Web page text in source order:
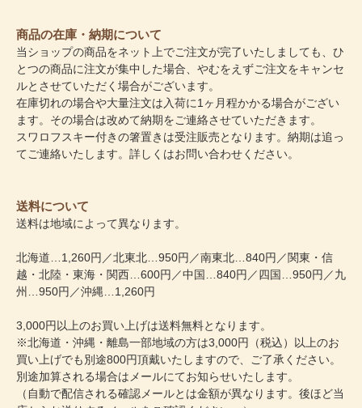
商品の在庫・納期について
当ショップの商品をネット上でご注文が完了いたしましても、ひ
とつの商品に注文が集中した場合、やむをえずご注文をキャンセ
ルとさせていただく場合がございます。
在庫切れの場合や大量注文は入荷に1ヶ月程かかる場合がござい
ます。その場合は改めて納期をご連絡させていただきます。
スワロフスキー付きの箸置きは受注販売となります。納期は追っ
てご連絡いたします。詳しくはお問い合わせください。
送料について
送料は地域によって異なります。
北海道…1,260円／北東北…950円／南東北…840円／関東・信
越・北陸・東海・関西…600円／中国…840円／四国…950円／九
州…950円／沖縄…1,260円
3,000円以上のお買い上げは送料無料となります。
※北海道・沖縄・離島一部地域の方は3,000円（税込）以上のお
買い上げでも別途800円頂戴いたしますので、ご了承ください。
別途加算される場合はメールにてお知らせいたします。
（自動で配信される確認メールとは金額が異なります。後ほど当